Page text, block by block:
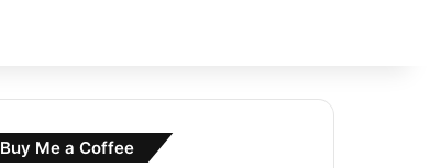
Buy Me a Coffee